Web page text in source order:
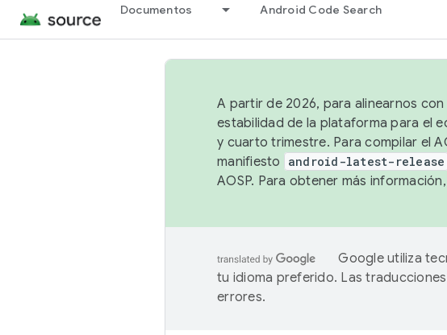
Documentos Android Code Search
A partir de 2026, para alinearnos
estabilidad de la plataforma para el
y cuarto trimestre. Para compilar el
manifiesto
android-latest-release
AOSP. Para obtener más
Google utiliza
tu idioma preferido. Las
errores.